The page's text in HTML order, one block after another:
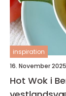
inspiration
16. November 2025
Hot Wok i